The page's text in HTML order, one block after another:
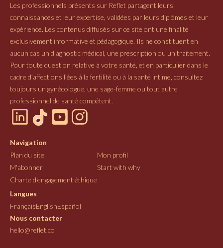
Les professionnels présents sur Reflet partagent leurs
connaissances et leur expertise, validées par leurs diplômes et leur
expérience. Les contenus diffusés sur ce site ont une finalité
exclusivement informative et pédagogique. Ils ne constituent en
aucun cas un diagnostic médical, une prescription ou un traitement.
Pour toute question relative à votre santé, et en particulier dans le
cadre d’affections liées à la fertilité ou à la santé intime, consultez
toujours un gynécologue, une sage-femme ou tout autre
professionnel de santé compétent.
Navigation
Plan du site
Mon profil
M'abonner
Start with why
Charte d'engagement éthique
Langues
FrançaisEnglishEspañol
Nous contacter
hello@reflet.co